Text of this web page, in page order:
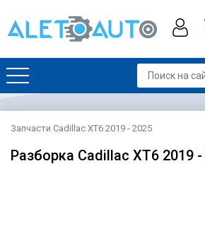
Запчасти Cadillac XT6 2019 - 2025
Разборка Cadillac XT6 2019